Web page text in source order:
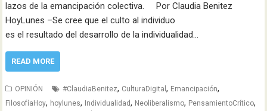
lazos de la emancipación colectiva. Por Claudia Benitez
HoyLunes –Se cree que el culto al individuo
es el resultado del desarrollo de la individualidad…
READ MORE
OPINIÓN #ClaudiaBenitez, CulturaDigital, Emancipación,
FilosofíaHoy, hoylunes, Individualidad, Neoliberalismo, PensamientoCrítico,